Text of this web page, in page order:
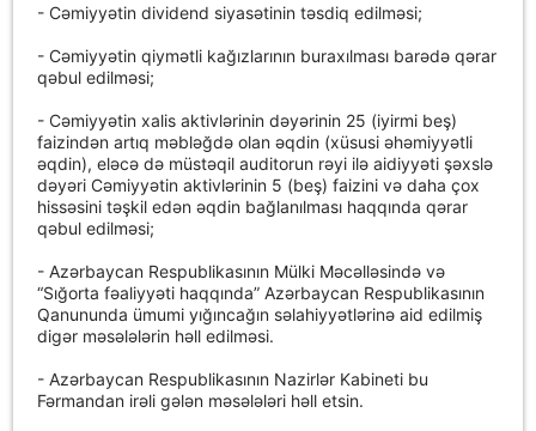
- Cəmiyyətin dividend siyasətinin təsdiq edilməsi;
- Cəmiyyətin qiymətli kağızlarının buraxılması barədə qərar
qəbul edilməsi;
- Cəmiyyətin xalis aktivlərinin dəyərinin 25 (iyirmi beş)
faizindən artıq məbləğdə olan əqdin (xüsusi əhəmiyyətli
əqdin), eləcə də müstəqil auditorun rəyi ilə aidiyyəti şəxslə
dəyəri Cəmiyyətin aktivlərinin 5 (beş) faizini və daha çox
hissəsini təşkil edən əqdin bağlanılması haqqında qərar
qəbul edilməsi;
- Azərbaycan Respublikasının Mülki Məcəlləsində və
“Sığorta fəaliyyəti haqqında” Azərbaycan Respublikasının
Qanununda ümumi yığıncağın səlahiyyətlərinə aid edilmiş
digər məsələlərin həll edilməsi.
- Azərbaycan Respublikasının Nazirlər Kabineti bu
Fərmandan irəli gələn məsələləri həll etsin.